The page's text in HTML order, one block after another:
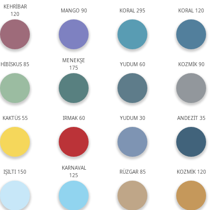
KEHRİBAR
120
MANGO 90 KORAL 295 KORAL 120
HİBİSKUS 85
MENEKŞE
175
YUDUM 60 KOZMİK 90
KAKTÜS 55 IRMAK 60 YUDUM 30 ANDEZİT 35
IŞILTI 150
KARNAVAL
125
RÜZGAR 85 KOZMİK 120